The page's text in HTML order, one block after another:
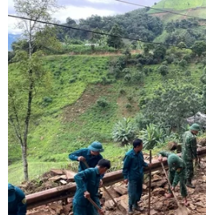
Việt-Lào nâng hợp tác
thông lên tầm cao mới
11/03/2019 15:04
Bộ trưởng Bosengkham
nghị Việt Nam tiếp tục giúp tổ